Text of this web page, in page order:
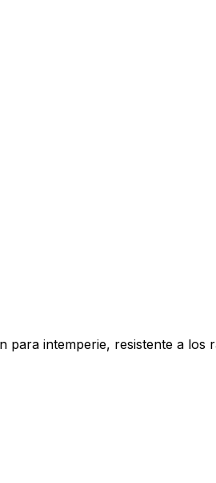
intemperie, resistente a los